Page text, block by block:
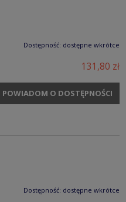
Dostępność: dostępne wkrótce
131,80 zł
POWIADOM O DOSTĘPNOŚCI
Dostępność: dostępne wkrótce